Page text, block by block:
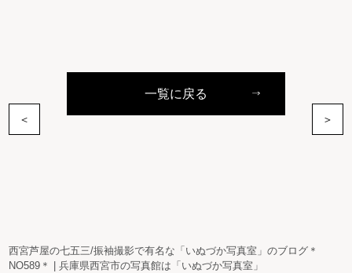
＜
一覧に戻る
＞
西宮芦屋の七五三/振袖撮影で有名な「いぬづか写真室」のブログ＊
NO589＊ | 兵庫県西宮市の写真館は「いぬづか写真室」